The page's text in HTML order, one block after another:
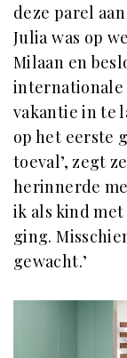
deze parel
Julia was op
Milaan en
internationale
vakantie in te
op het eerste
toeval’, zegt
herinnerde
ik als kind
ging.
gewacht.’